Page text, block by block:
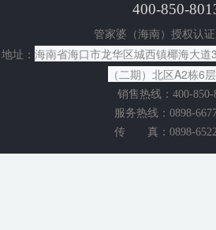
400-850-
管家婆（海南）授权认
地址： 海南省海口市龙华区城西镇椰海大
（二期）北区A2栋6
销售热线：400-850-
服务热线：0898-
传 真：0898-